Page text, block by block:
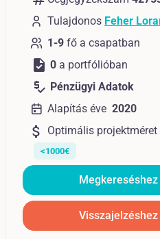
Tulajdonos Feher
1-9 fő a csapatban
task 0 a portfólióban
price_check Pénzügyi Adatok
Alapítás éve 2020
attach_money Optimális projektméret
<1000€